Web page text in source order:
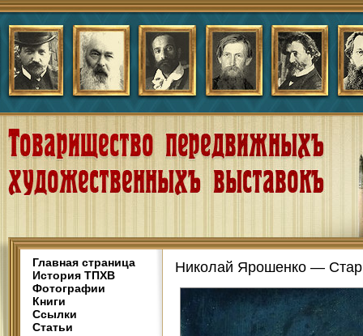
Главная страница
История ТПХВ
Фотографии
Книги
Ссылки
Статьи
Николай Ярошенко —